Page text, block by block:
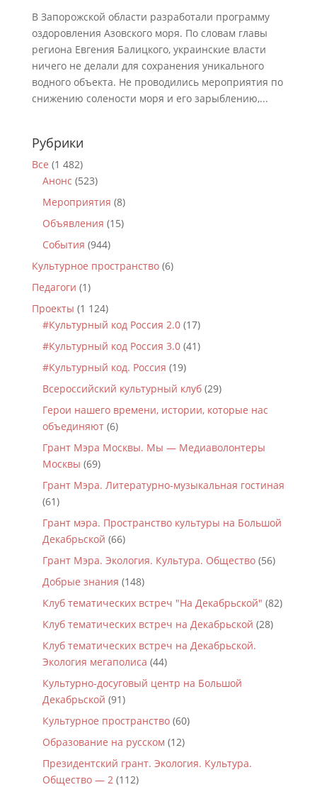
В Запорожской области разработали программу
оздоровления Азовского моря. По словам главы
региона Евгения Балицкого, украинские власти
ничего не делали для сохранения уникального
водного объекта. Не проводились мероприятия по
снижению солености моря и его зарыблению,...
Рубрики
Все (1 482)
Анонс (523)
Мероприятия (8)
Объявления (15)
События (944)
Культурное пространство(6)
Педагоги (1)
Проекты (1 124)
#Культурный код Россия 2.0(17)
#Культурный код Россия 3.0(41)
#Культурный код. Россия (19)
Всероссийский культурный клуб(29)
Герои нашего времени, истории, которые нас
объединяют(6)
Грант Мэра Москвы. Мы — Медиаволонтеры
Москвы (69)
Грант Мэра. Литературно-музыкальная гостиная
(61)
Грант мэра. Пространство культуры на Большой
Декабрьской (66)
Грант Мэра. Экология. Культура. Общество(56)
Добрые знания (148)
Клуб тематических встреч "На Декабрьской" (82)
Клуб тематических встреч на Декабрьской (28)
Клуб тематических встреч на Декабрьской.
Экология мегаполиса (44)
Культурно-досуговый центр на Большой
Декабрьской (91)
Культурное пространство(60)
Образование на русском (12)
Президентский грант. Экология. Культура.
Общество — 2(112)